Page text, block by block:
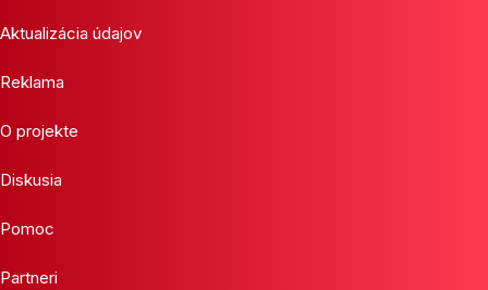
Aktualizácia údajov
Reklama
O projekte
Diskusia
Pomoc
Partneri